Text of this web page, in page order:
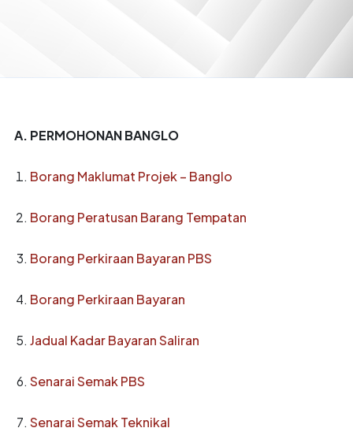
A. PERMOHONAN BANGLO
Borang Maklumat Projek – Banglo
Borang Peratusan Barang Tempatan
Borang Perkiraan Bayaran PBS
Borang Perkiraan Bayaran
Jadual Kadar Bayaran Saliran
Senarai Semak PBS
Senarai Semak Teknikal